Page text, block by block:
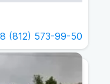
8 (812) 573-99-50